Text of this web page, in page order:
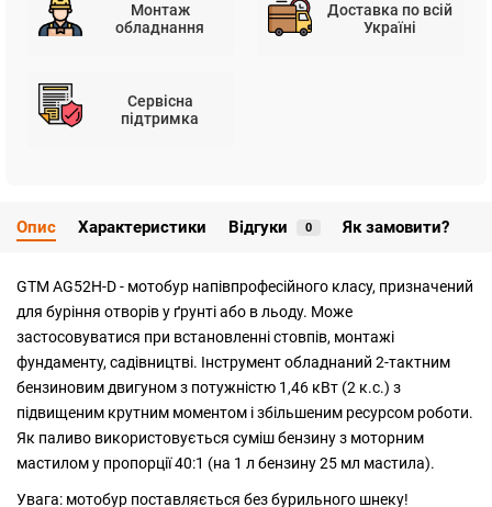
Монтаж
обладнання
Доставка по всій
Україні
Сервісна
підтримка
Опис Характеристики Відгуки 0 Як замовити?
GTM AG52H-D - мотобур напівпрофесійного класу, призначений
для буріння отворів у ґрунті або в льоду. Може
застосовуватися при встановленні стовпів, монтажі
фундаменту, садівництві. Інструмент обладнаний 2-тактним
бензиновим двигуном з потужністю 1,46 кВт (2 к.с.) з
підвищеним крутним моментом і збільшеним ресурсом роботи.
Як паливо використовується суміш бензину з моторним
мастилом у пропорції 40:1 (на 1 л бензину 25 мл мастила).
Увага: мотобур поставляється без бурильного шнеку!